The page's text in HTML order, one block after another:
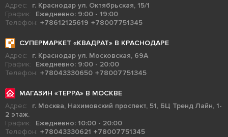
Адрес:
г. Краснодар ул. Октябрьская, 15/1
График:
Ежедневно: 9:00 - 19:00
Телефон: +78612125619 +78007751345
СУПЕРМАРКЕТ «КВАДРАТ» В КРАСНОДАРЕ
Адрес:
г. Краснодар ул. Московская, 69А
График:
Ежедневно: 9:00 - 20:00
Телефон: +78043330650 +78007751345
МАГАЗИН «ТЕРРА» В МОСКВЕ
Адрес:
г. Москва, Нахимовский проспект, 51, БЦ Тренд Лайн, 1-
2 этаж.
График:
Ежедневно: 10:00 - 20:00
Телефон: +78043330621 +78007751345